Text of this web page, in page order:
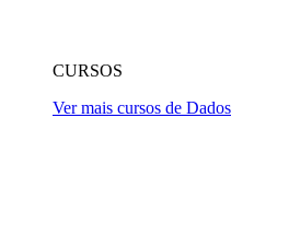
CURSOS
Ver mais cursos de Dados